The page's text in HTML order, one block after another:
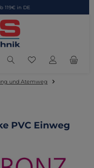
119€ in DE
Du hast 0
und Atemweg
PVC Einweg